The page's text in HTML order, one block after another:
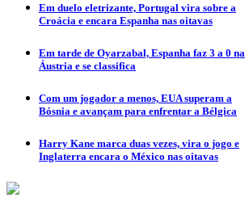
Em duelo eletrizante, Portugal vira sobre a
Croácia e encara Espanha nas oitavas
Em tarde de Oyarzabal, Espanha faz 3 a 0 na
Áustria e se classifica
Com um jogador a menos, EUA superam a
Bósnia e avançam para enfrentar a Bélgica
Harry Kane marca duas vezes, vira o jogo e
Inglaterra encara o México nas oitavas